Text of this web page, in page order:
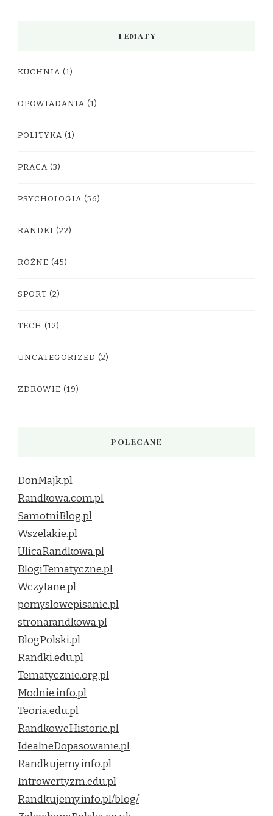
TEMATY
KUCHNIA (1)
OPOWIADANIA (1)
POLITYKA (1)
PRACA (3)
PSYCHOLOGIA (56)
RANDKI (22)
RÓŻNE (45)
SPORT (2)
TECH (12)
UNCATEGORIZED (2)
ZDROWIE (19)
POLECANE
DonMajk.pl
Randkowa.com.pl
SamotniBlog.pl
Wszelakie.pl
UlicaRandkowa.pl
BlogiTematyczne.pl
Wczytane.pl
pomyslowepisanie.pl
stronarandkowa.pl
BlogPolski.pl
Randki.edu.pl
Tematycznie.org.pl
Modnie.info.pl
Teoria.edu.pl
RandkoweHistorie.pl
IdealneDopasowanie.pl
Randkujemy.info.pl
Introwertyzm.edu.pl
Randkujemy.info.pl/blog/